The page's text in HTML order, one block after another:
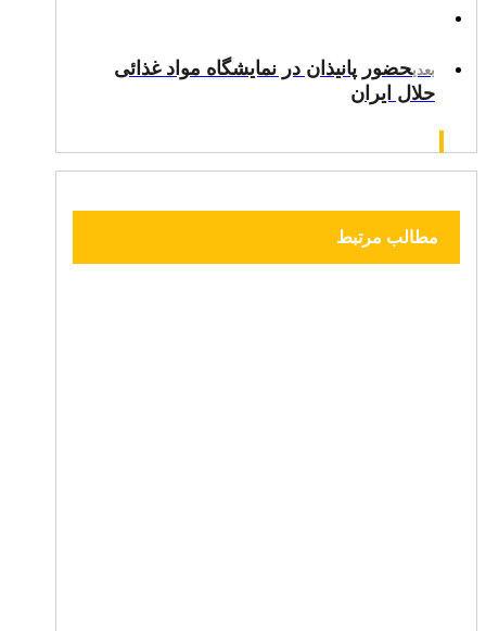
بعدیحضور پانیذان در نمایشگاه مواد غذائی
حلال ایران
مطالب مرتبط